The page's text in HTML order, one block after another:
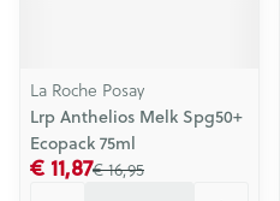
La Roche Posay
Lrp Anthelios Melk Spg50+
Ecopack 75ml
€ 16,95
€ 11,87